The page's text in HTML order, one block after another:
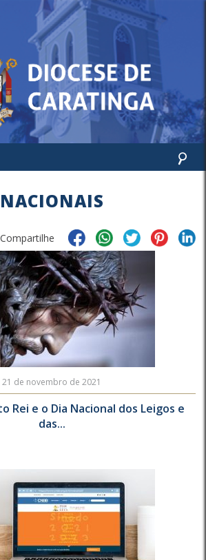
Compartilhe
21 de novembro de 2021
Rei e o Dia Nacional dos Leigos e
das...